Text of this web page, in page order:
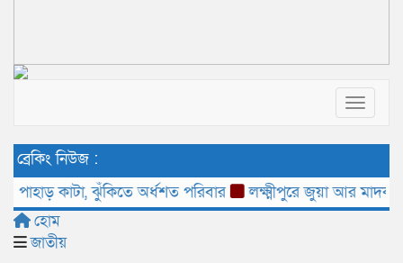
ব্রেকিং নিউজ :
কাটা, ঝুঁকিতে অর্ধশত পরিবার
লক্ষ্মীপুরে জুয়া আর মাদক ব্যবসা
হোম
জাতীয়